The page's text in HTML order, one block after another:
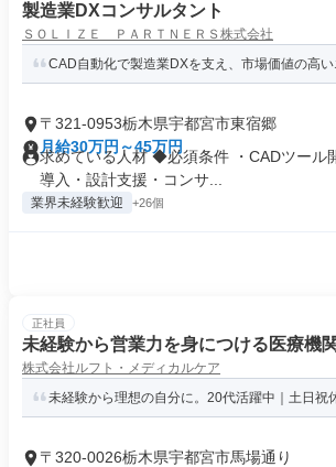
製造業DXコンサルタント
ＳＯＬＩＺＥ ＰＡＲＴＮＥＲＳ株式会社
CAD自動化で製造業DXを支え、市場価値の高
〒321-0953栃木県宇都宮市東宿郷
月給30万円～45万円
求めている人材 ◆必須条件 ・CADツール
導入・設計支援・コンサ...
業界未経験歓迎 +26個
正社員
未経験から営業力を身につける医療機
株式会社ルフト・メディカルケア
未経験から理想の自分に。20代活躍中｜土日
〒320-0026栃木県宇都宮市馬場通り